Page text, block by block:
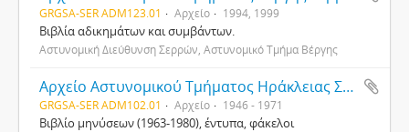
GRGSA-SER ADM123.01 Αρχείο 1994, 1999
Βιβλία αδικημάτων και συμβάντων.
Αστυνομική Διεύθυνση Σερρών, Αστυνομικό Τμήμα Βέργης
Αρχείο Αστυνομικού Τμήματος Ηράκλειας Σερρών
GRGSA-SER ADM102.01 Αρχείο 1946 - 1971
Βιβλίο μηνύσεων (1963-1980), έντυπα, φάκελοι